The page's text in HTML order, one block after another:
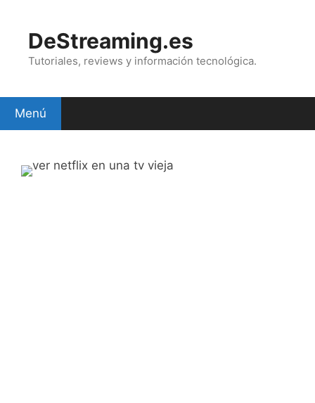
contenidoDeStreaming.es
Tutoriales, reviews y información tecnológica.
Menú